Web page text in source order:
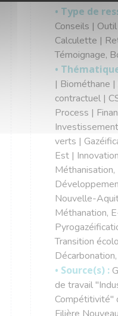
• Type de
Conseils |
Calculette |
Témoignage,
•
| Biométhane
contractuel |
Process |
verts |
Est |
Nouvelle-
Méthanation,
Transition
• Source(s) :
de travail
Compétitivité"